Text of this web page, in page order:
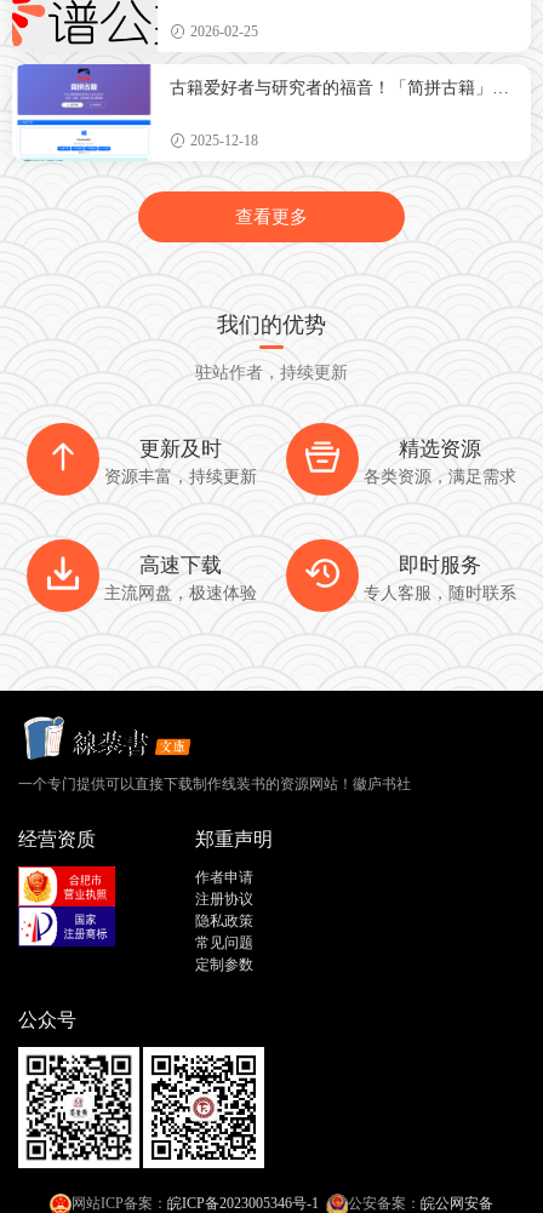
2026-02-25
古籍爱好者与研究者的福音！「简拼古籍」专
简！2025-12-18
查看更多
我们的优势
驻站作者，持续更新
更新及时
资源丰富，持续更新
精选资源
各类资源，满足需求
高速下载
主流网盘，极速体验
即时服务
专人客服，随时联系
一个专门提供可以直接下载制作线装书的资源网站！徽庐书社
经营资质 郑重声明
作者申请
注册协议
隐私政策
常见问题
定制参数
公众号
网站ICP备案： 皖ICP备2023005346号-1 公安备案： 皖公网安备